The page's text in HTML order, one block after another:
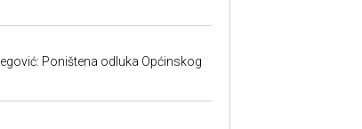
Poništena odluka Općinskog